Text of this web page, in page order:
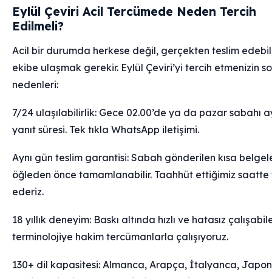
Eylül Çeviri Acil Tercümede Neden Tercih
Edilmeli?
Acil bir durumda herkese değil, gerçekten teslim
ekibe ulaşmak gerekir. Eylül Çeviri’yi tercih etmenizin
nedenleri:
7/24 ulaşılabilirlik: Gece 02.00’de ya da pazar sabahı
yanıt süresi. Tek tıkla WhatsApp iletişimi.
Aynı gün teslim garantisi: Sabah gönderilen kısa
öğleden önce tamamlanabilir. Taahhüt ettiğimiz saatte
ederiz.
18 yıllık deneyim: Baskı altında hızlı ve hatasız
terminolojiye hakim tercümanlarla çalışıyoruz.
130+ dil kapasitesi: Almanca, Arapça, İtalyanca,